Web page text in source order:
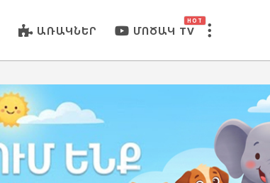
ԱՌԱԿՆԵՐ ՄՈԾԱԿ TV
HOT